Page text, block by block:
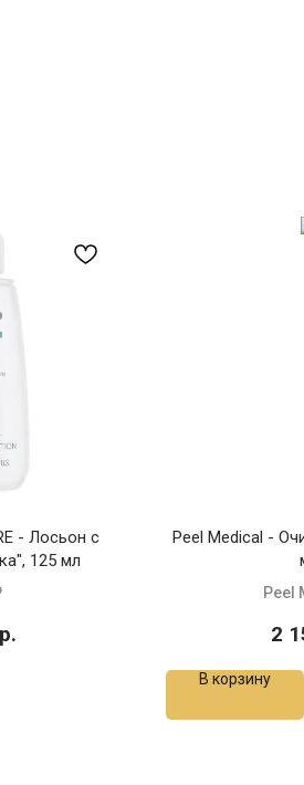
- Лосьон с
125 мл
р.
Peel Medical -
Peel
2
В корзину